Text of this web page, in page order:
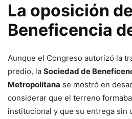
La oposición
Beneficencia
Aunque el Congreso autorizó la
predio, la Sociedad de
Metropolitana se mostró en
considerar que el terreno
institucional y que su entrega sin